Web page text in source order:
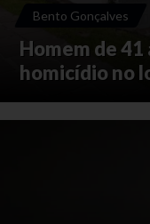
Bento Gonçalves
Homem de
homicídio no